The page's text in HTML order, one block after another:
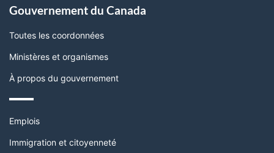
propos
de
ce
Gouvernement du Canada
Toutes les coordonnées
Ministères et organismes
À propos du gouvernement
Thèmes
sujets
Emplois
Immigration et citoyenneté